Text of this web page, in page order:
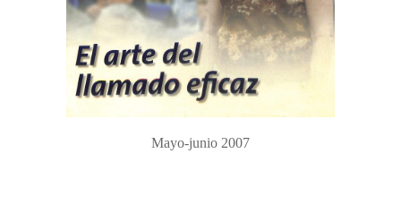
Mayo-junio 2007